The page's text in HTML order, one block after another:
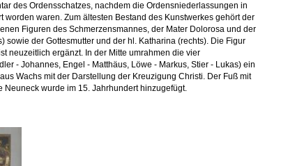
des Ordensschatzes, nachdem die Ordensniederlassungen in
worden waren. Zum ältesten Bestand des Kunstwerkes gehört der
Figuren des Schmerzensmannes, der Mater Dolorosa und der
sowie der Gottesmutter und der hl. Katharina (rechts). Die Figur
neuzeitlich ergänzt. In der Mitte umrahmen die vier
- Johannes, Engel - Matthäus, Löwe - Markus, Stier - Lukas) ein
Wachs mit der Darstellung der Kreuzigung Christi. Der Fuß mit
Neuneck wurde im 15. Jahrhundert hinzugefügt.